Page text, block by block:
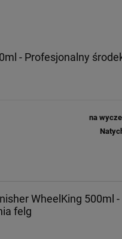
- Profesjonalny
na
WheelKing 500ml -
felg